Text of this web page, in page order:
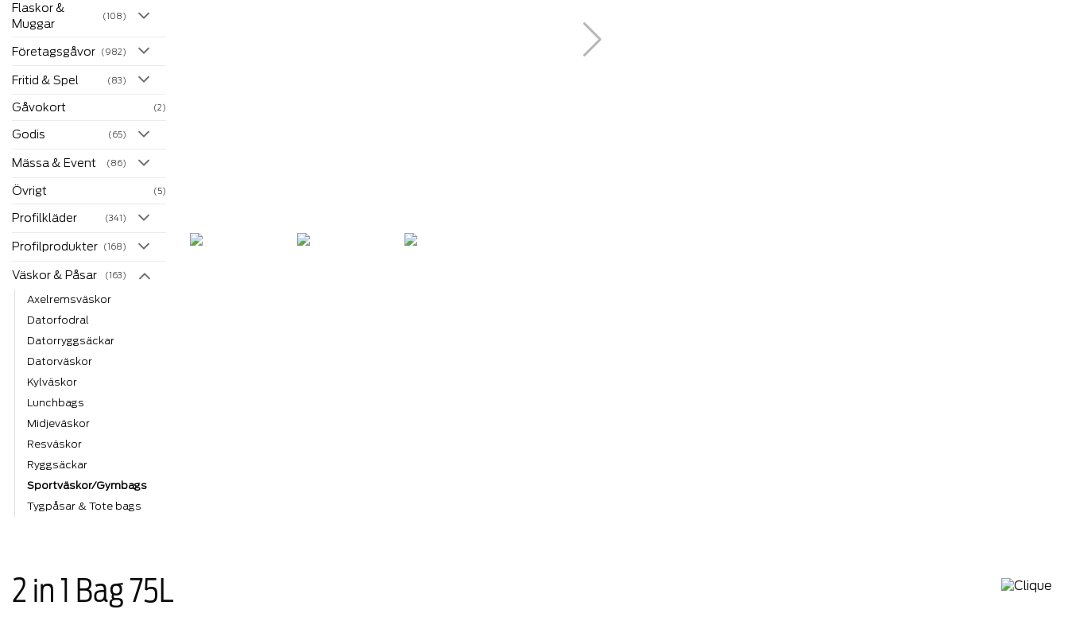
Flaskor &
Muggar
(108)
Företagsgåvor (982)
Fritid & Spel (83)
Gåvokort (2)
Godis (65)
Mässa & Event (86)
Övrigt (5)
Profilkläder (341)
Profilprodukter (168)
Väskor & Påsar (163)
Axelremsväskor
Datorfodral
Datorryggsäckar
Datorväskor
Kylväskor
Lunchbags
Midjeväskor
Resväskor
Ryggsäckar
Sportväskor/Gymbags
Tygpåsar & Tote bags
2 in 1 Bag 75L